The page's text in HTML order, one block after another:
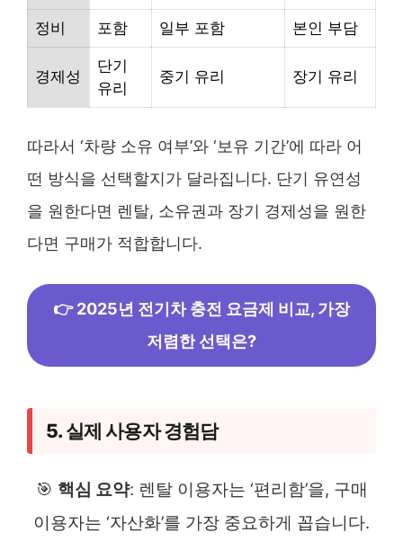
정비 포함 일부 포함 본인 부담
경제성
단기
유리
중기 유리 장기 유리
따라서 ‘차량 소유 여부’와 ‘보유 기간’에 따라 어
떤 방식을 선택할지가 달라집니다. 단기 유연성
을 원한다면 렌탈, 소유권과 장기 경제성을 원한
다면 구매가 적합합니다.
👉 2025년 전기차 충전 요금제 비교, 가장
저렴한 선택은?
5. 실제 사용자 경험담
🎯 핵심 요약: 렌탈 이용자는 ‘편리함’을, 구매
이용자는 ‘자산화’를 가장 중요하게 꼽습니다.